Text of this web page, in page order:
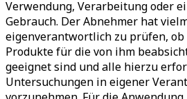
Verwendung, Verarbeitung oder
Gebrauch. Der Abnehmer hat
eigenverantwortlich zu prüfen,
Produkte für die von ihm
geeignet sind und alle hierzu
Untersuchungen in eigener